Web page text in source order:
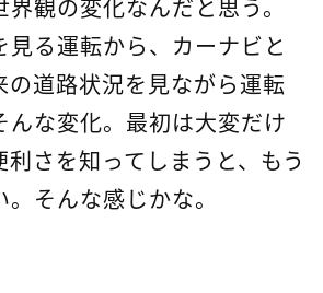
観の変化なんだと思う。
見る運転から、カーナビと
の道路状況を見ながら運転
んな変化。最初は大変だけ
利さを知ってしまうと、もう
そんな感じかな。